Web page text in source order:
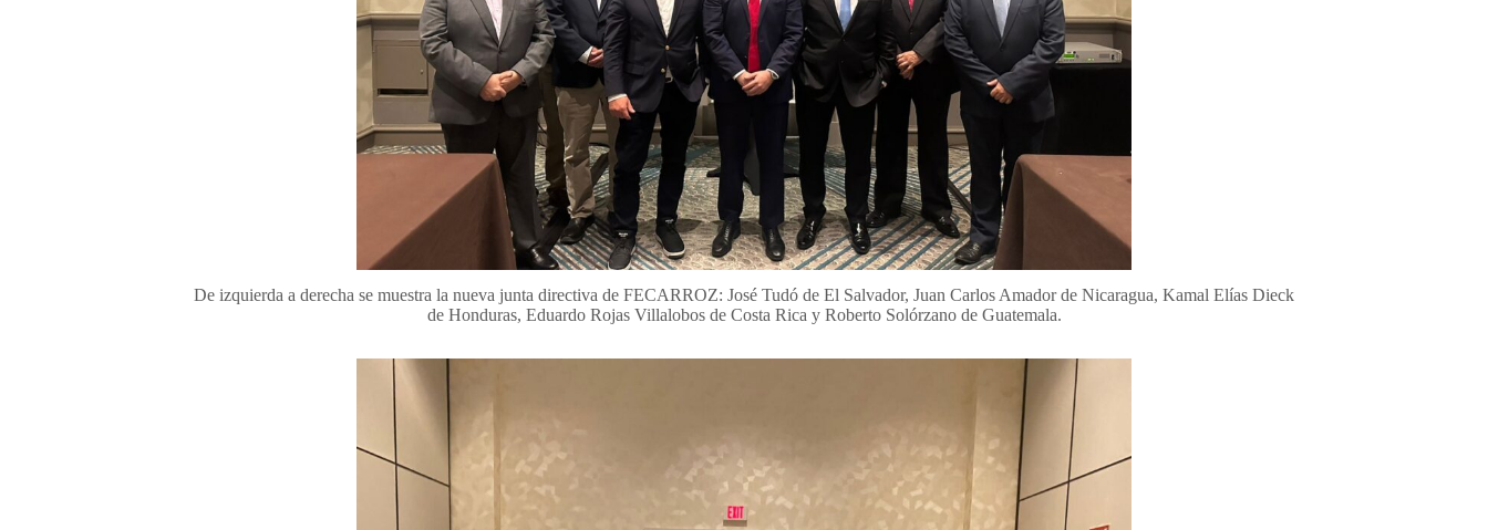
De izquierda a derecha se muestra la nueva junta directiva de FECARROZ: José Tudó de El Salvador, Juan Carlos Amador de Nicaragua, Kamal Elías Dieck
de Honduras, Eduardo Rojas Villalobos de Costa Rica y Roberto Solórzano de Guatemala.